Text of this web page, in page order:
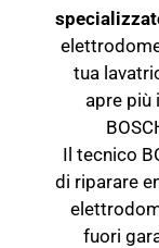
tua
apre più
Il tecnico
di riparare
fuori